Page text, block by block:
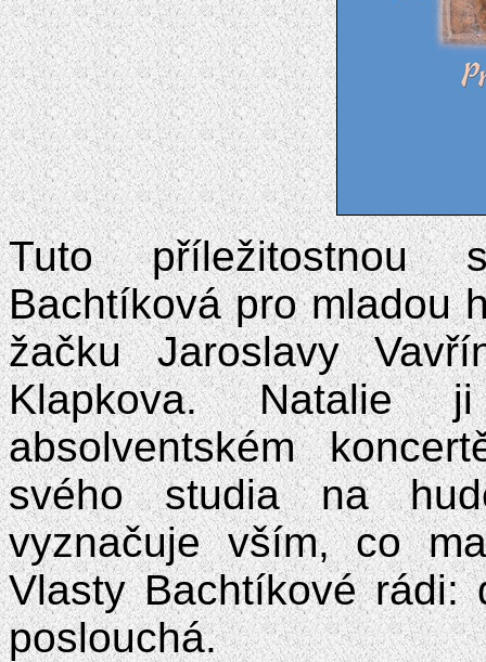
Tuto příležitostnou
Bachtíková pro mladou
žačku Jaroslavy
Klapkova. Natalie
absolventském
svého studia na
vyznačuje vším, co
Vlasty Bachtíkové
poslouchá.